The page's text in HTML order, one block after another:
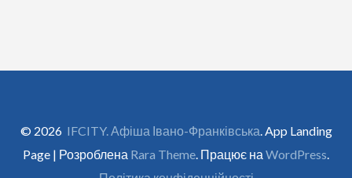
© 2026 IFCITY. Афіша Івано-Франківська . App Landing
Page | Розроблена Rara Theme . Працює на WordPress